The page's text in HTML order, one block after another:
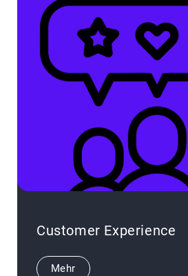
Customer Experience
Mehr